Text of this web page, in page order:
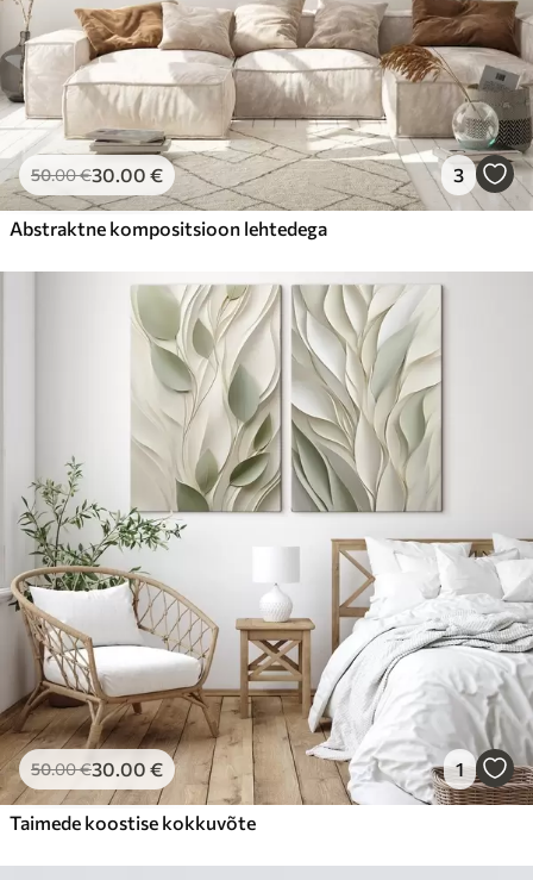
50.00€30.00 € 3
Abstraktne kompositsioon lehtedega
50.00€30.00 € 1
Taimede koostise kokkuvõte